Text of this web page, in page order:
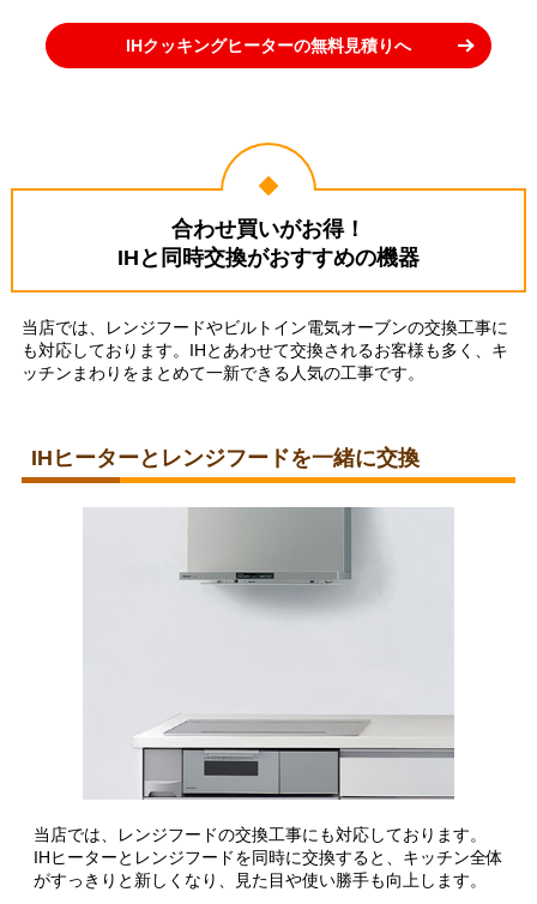
IHクッキングヒーターの無料見積りへ
合わせ買いがお得！
IHと同時交換がおすすめの機器
当店では、レンジフードやビルトイン電気オーブンの交換工事に
も対応しております。IHとあわせて交換されるお客様も多く、キ
ッチンまわりをまとめて一新できる人気の工事です。
IHヒーターとレンジフードを一緒に交換
当店では、レンジフードの交換工事にも対応しております。
IHヒーターとレンジフードを同時に交換すると、キッチン全体
がすっきりと新しくなり、見た目や使い勝手も向上します。